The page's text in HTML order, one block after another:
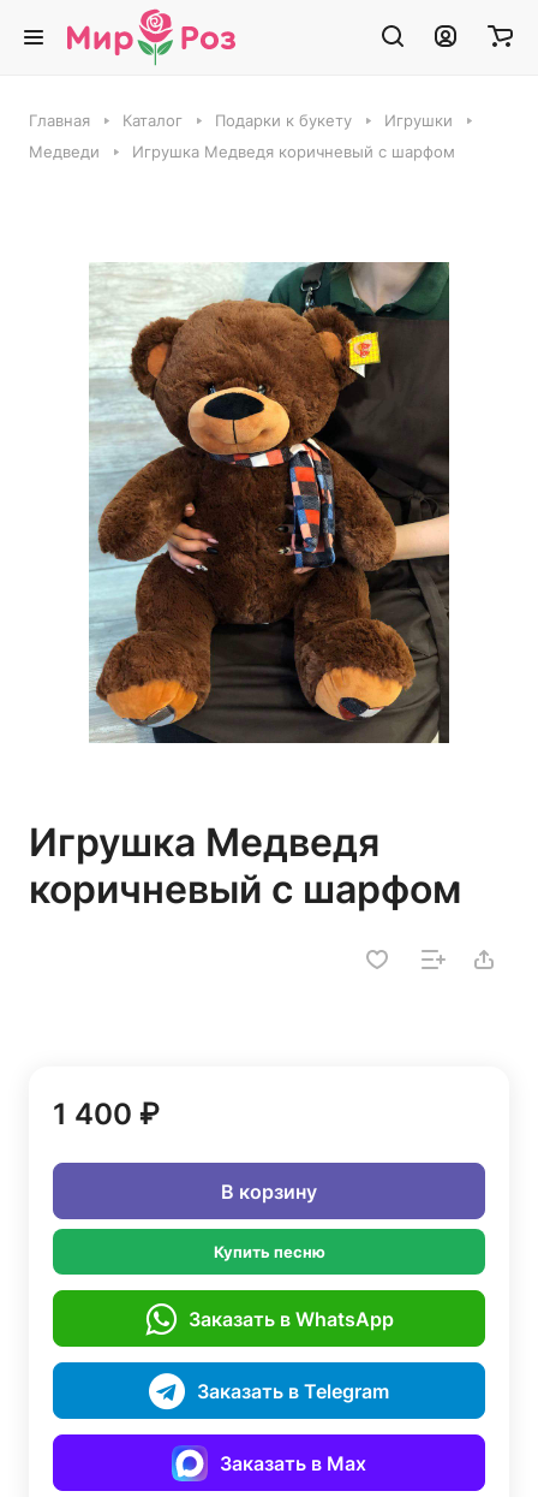
Главная Каталог Подарки к букету
Игрушки
Медведи
Игрушка Медведя коричневый с шарфом
Игрушка Медведя
коричневый с шарфом
1 400 ₽
В корзину
Купить песню
Заказать в WhatsApp
Заказать в Telegram
Заказать в Max